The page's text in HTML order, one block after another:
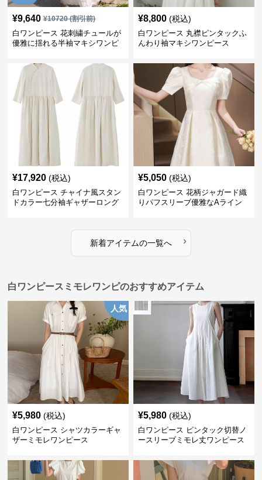
¥9,640 ¥10720(割引前)
白ワンピース 花刺繍チュールが
優雅に揺れる半袖マキシワンピ
¥8,800 (税込)
白ワンピース 丸襟ピンタックふ
んわり袖マキシワンピース
¥17,920 (税込)
白ワンピース チャイナ風スタン
ドカラー七分袖ギャザーロング
¥5,050 (税込)
白ワンピース 花柄ジャガード織
りパフスリーブ優雅なAライン
新着アイテムの一覧へ ›
白ワンピースミモレワンピのおすすめアイテム
人気
¥5,980 (税込)
白ワンピース シャツカラーギャ
ザーミモレワンピース
¥5,980 (税込)
白ワンピース ピンタック切替ノ
ースリーブミモレ丈ワンピース